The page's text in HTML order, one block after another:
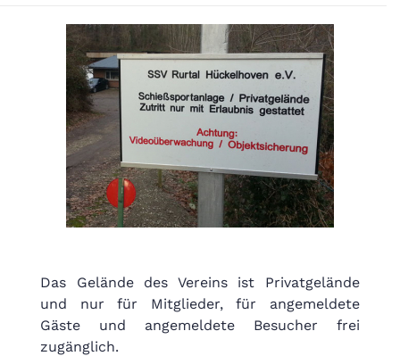
Das Gelände des Vereins ist Privatgelände
und nur für Mitglieder, für angemeldete
Gäste und angemeldete Besucher frei
zugänglich.